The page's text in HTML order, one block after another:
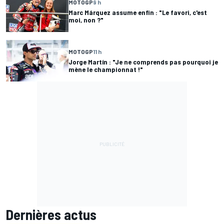
MOTOGP9 h
Marc Márquez assume enfin : "Le favori, c'est
moi, non ?"
MOTOGP11 h
Jorge Martín : "Je ne comprends pas pourquoi je
mène le championnat !"
Dernières actus